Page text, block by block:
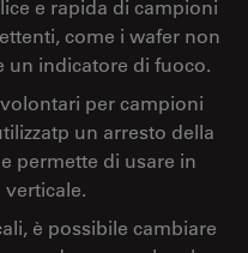
e rapida di campioni
come i wafer non
un indicatore di fuoco.
per campioni
un arresto della
permette di usare in
è possibile cambiare